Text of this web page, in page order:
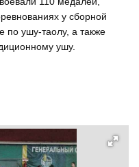
у сборной
по ушу-таолу, а также
ушу.